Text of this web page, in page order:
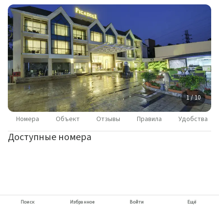
1 / 10
Номера Объект Отзывы Правила Удобства
Доступные номера
Поиск Избранное Войти Ещё